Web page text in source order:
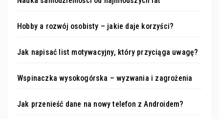
Hobby a rozwój osobisty – jakie daje korzyści?
Jak napisać list motywacyjny, który przyciąga uwagę?
Wspinaczka wysokogórska – wyzwania i zagrożenia
Jak przenieść dane na nowy telefon z Androidem?